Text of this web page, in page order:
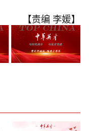
【责编 李媛】